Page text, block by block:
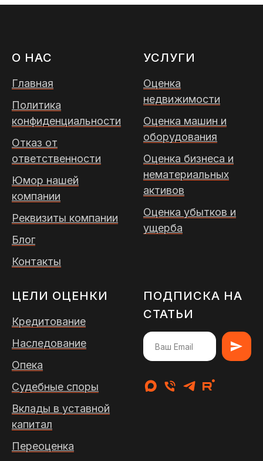
О НАС
Главная
Политика
конфиденциальности
Отказ от
ответственности
Юмор нашей
компании
Реквизиты компании
Блог
Контакты
УСЛУГИ
Оценка
недвижимости
Оценка машин и
оборудования
Оценка бизнеса и
нематериальных
активов
Оценка убытков и
ущерба
ЦЕЛИ ОЦЕНКИ
Кредитование
Наследование
Опека
Судебные споры
Вклады в уставной
капитал
Переоценка
ПОДПИСКА НА
СТАТЬИ